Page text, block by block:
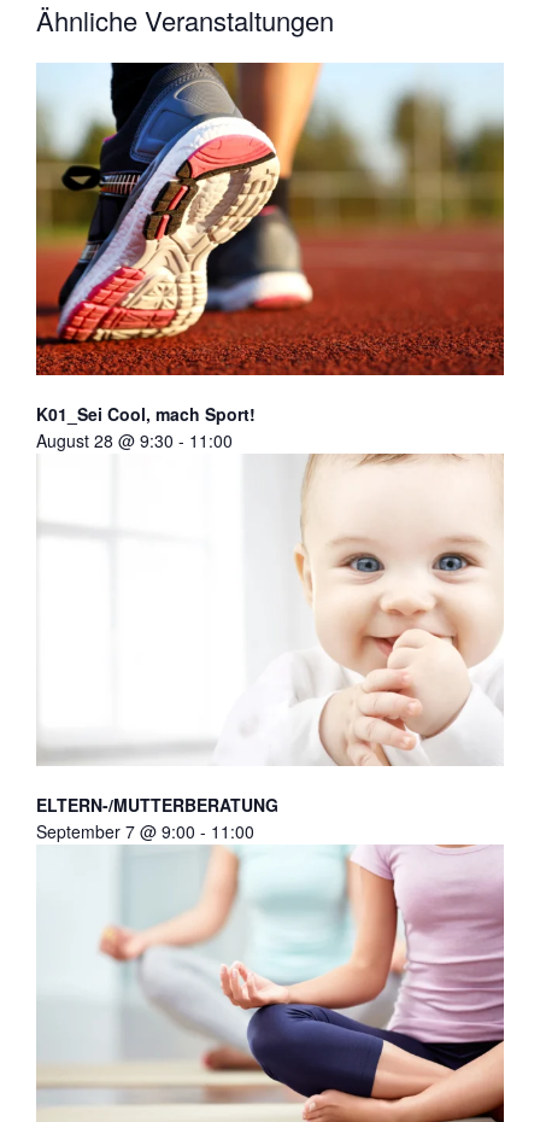
Ähnliche Veranstaltungen
K01_Sei Cool, mach Sport!
August 28 @ 9:30 - 11:00
ELTERN-/MUTTERBERATUNG
September 7 @ 9:00 - 11:00